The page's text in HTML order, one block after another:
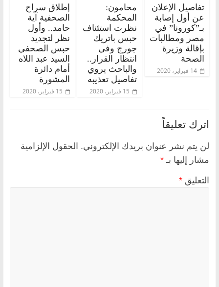
تفاصيل الإعلان
عن أول إصابة
بـ”كورونا” في
مصر ومطالبات
بإقالة وزيرة
الصحة
14 فبراير، 2020
محامون:
المحكمة
نظرت استئناف
حبس باتريك
جورج وفي
انتظار القرار..
والباحث يروي
تفاصيل تعذيبه
15 فبراير، 2020
إطلاق سراح
الصحفية آية
حامد.. وأول
نظر لتجديد
حبس الصحفي
السيد عبد اللاه
أمام دائرة
المشورة
15 فبراير، 2020
اترك تعليقاً
لن يتم نشر عنوان بريدك الإلكتروني. الحقول الإلزامية
مشار إليها بـ *
التعليق *